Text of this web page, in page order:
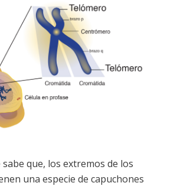
sabe que, los extremos de los
una especie de capuchones